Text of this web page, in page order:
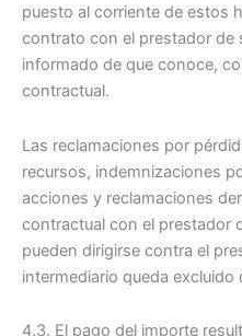
puesto al corriente de estos
contrato con el prestador de
informado de que conoce,
contractual.
Las reclamaciones por
recursos, indemnizaciones
acciones y reclamaciones
contractual con el prestador
pueden dirigirse contra el
intermediario queda
4.3. El pago del importe